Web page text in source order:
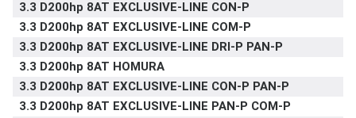
3.3 D200hp 8AT EXCLUSIVE-LINE CON-P
3.3 D200hp 8AT EXCLUSIVE-LINE COM-P
3.3 D200hp 8AT EXCLUSIVE-LINE DRI-P PAN-P
3.3 D200hp 8AT HOMURA
3.3 D200hp 8AT EXCLUSIVE-LINE CON-P PAN-P
3.3 D200hp 8AT EXCLUSIVE-LINE PAN-P COM-P